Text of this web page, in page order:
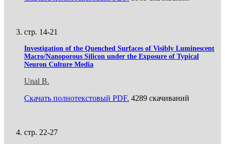
стр. 14-21
Investigation of the Quenched Surfaces of Visibly Luminescent
Macro/Nanoporous Silicon under the Exposure of Typical
Neuron Culture Media
Unal B.
Скачать полнотекстовый PDF. 4289 скачиваний
стр. 22-27